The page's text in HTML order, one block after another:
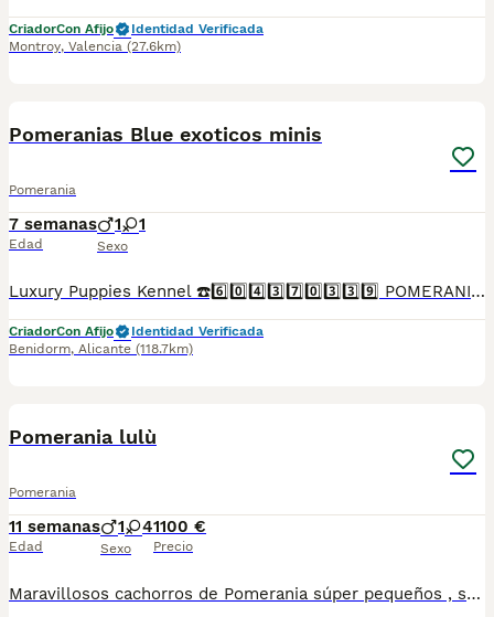
CriadorCon Afijo
Identidad Verificada
Montroy, Valencia (27.6km)
Pomeranias Blue exoticos minis
Pomerania
7 semanas
Edad
1 1
Sexo
Luxury Puppies Kennel ☎️6️⃣0️⃣4️⃣3️⃣7️⃣0️⃣3️⃣3️⃣9️⃣ POMERANIA PURA RAZA OJOS AZULES EXOTICOS EXCLUSIVOS Somos centro canino y asesores caninos .PROFESIONALES 🤝. Todos nuestros cachorros se entregan con contrato y garantías . Luxury Puppies Kennel: Todos nuestros cachorros se entregan con contrato y previa reserva , siempre con garantías víricas y congenitas . Se entregan revisado veterinario * Contrato ,garantías víricas y congénitas 📝 * Cartilla sanitaria 🪪 * Vacunas al día .💉 * Revisión veterinaria 📋 *Informe previo a la entrega por el veterinario y exploración completa de tu cachorro ⛑️ que incluye : ✓collar cachorro 🐕 ✓ correa cachorro .🐕 ✓ juguete cachorro 🐕 correa y collar y jueguete ✓ pasaporte a nombre del nuevo propietario.📘 ✓ chip identificativo. 🏷️ ✓ Bolsa de pienso Tenemos también otras razas .Lulú pomerania ,bichón maltés coreano ,yorshire terrier ,chihuahua,caniches toy y enanos maltipoo apricot . Te buscamos tú cachorro por encargo .Haz tú reserva Pide tu cita📩 en el 604370339 Y dejanos tu contacto ☎️precios desde...Luxury Puppies Kennel ☎️6️⃣0️⃣4️⃣3️⃣7️⃣0️⃣3️⃣3️⃣9️⃣ Somos centro canino y asesores caninos .PROFESIONALES 🤝. Todos nuestros cachorros se entregan con contrato y garantías . Luxury Puppies Kennel: Todos nuestros cachorros se entregan con contrato y previa reserva , siempre con garantías víricas y congenitas . Se entregan revisado veterinario * Contrato ,garantías víricas y congénitas 📝 * Cartilla sanitaria 🪪 * Vacunas al día .💉 * Revisión veterinaria 📋 *Informe previo a la entrega por el veterinario y exploración completa de tu cachorro ⛑️ que incluye : ✓collar cachorro 🐕 ✓ correa cachorro .🐕 ✓ juguete cachorro 🐕 correa y collar y jueguete ✓ pasaporte a nombre del nuevo propietario.📘 ✓ chip identificativo. 🏷️ ✓ Bolsa de pienso Tenemos también otras razas .Lulú pomerania ,bichón maltés coreano ,yorshire terrier ,chihuahua,caniches toy y enanos maltipoo apricot . Te buscamos tú cachorro por encargo .Haz tú reserva Pide tu cita📩 en el 604370339 Y dejanos tu contacto ☎️precios desde...
CriadorCon Afijo
Identidad Verificada
Benidorm, Alicante (118.7km)
Pomerania lulù
Pomerania
11 semanas
Edad
1 4
Sexo
1100 €
Precio
Maravillosos cachorros de Pomerania súper pequeños , se quedarán en una verdadera miniatura . Los padres viven con nosotros y son perros muy felices.